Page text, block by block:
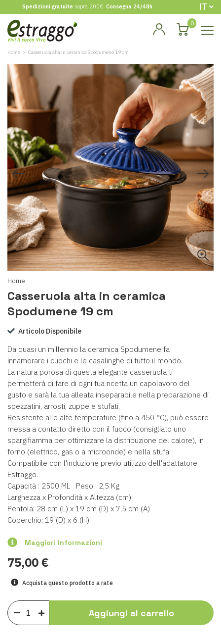
Spedizioni gratuite sopra 200€. Consegna 24/48h IT
0
Home Casseruola alta in ceramica Spodumene 19 cm
Home
Casseruola alta in ceramica
Spodumene 19 cm
Articolo Disponibile
Da quasi un millennio la ceramica Spodumene fa
innamorare i cuochi e le casalinghe di tutto il mondo.
La natura porosa di questa elegante casseruola ti
permetterà di fare di ogni tua ricetta un capolavoro del
gusto e sarà la tua alleata inseparabile nella preparazione di
spezzatini, arrosti, zuppe e stufati.
Resistente alle alte temperature (fino a 450 °C), può essere
messa a contatto diretto con il fuoco (consigliato uno
spargifiamma per ottimizzare la distribuzione del calore), in
forno (elettrico, gas o a microonde) e nella stufa.
Compatibile con l'induzione previo utilizzo dell'adattatore
Estraggo.
Capacità : 2500 ML Peso : 2,5 Kg
Larghezza x Profondità x Altezza (cm)
Pentola: 28 cm (L) x 19 cm (D) x 7,5 cm (A)
Coperchio: 19 (D) x 6 (H)
Maggiori Informazioni
75,00 €
Acquista questo prodotto a rate
Aggiungi al carrello